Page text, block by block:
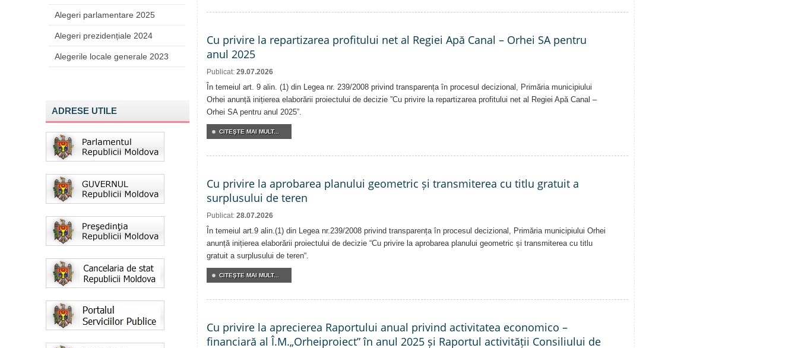
Alegeri parlamentare 2025
Alegeri prezidențiale 2024
Alegerile locale generale 2023
ADRESE UTILE
Cu privire la repartizarea profitului net al Regiei Apă Canal – Orhei SA pentru
anul 2025
Publicat: 29.07.2026
În temeiul art. 9 alin. (1) din Legea nr. 239/2008 privind transparența în procesul decizional, Primăria municipiului
Orhei anunță inițierea elaborării proiectului de decizie ”Cu privire la repartizarea profitului net al Regiei Apă Canal –
Orhei SA pentru anul 2025”.
CITEŞTE MAI MULT...
Cu privire la aprobarea planului geometric și transmiterea cu titlu gratuit a
surplusului de teren
Publicat: 28.07.2026
În temeiul art.9 alin.(1) din Legea nr.239/2008 privind transparența în procesul decizional, Primăria municipiului Orhei
anunță inițierea elaborării proiectului de decizie “Cu privire la aprobarea planului geometric și transmiterea cu titlu
gratuit a surplusului de teren“.
CITEŞTE MAI MULT...
Cu privire la aprecierea Raportului anual privind activitatea economico –
financiară al Î.M.„Orheiproiect” în anul 2025 și Raportul activității Consiliului de